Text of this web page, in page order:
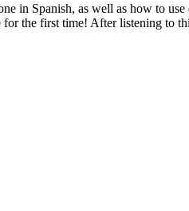
in Spanish, as well as how to
the first time! After listening to